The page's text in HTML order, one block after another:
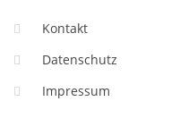
Kontakt
Datenschutz
Impressum